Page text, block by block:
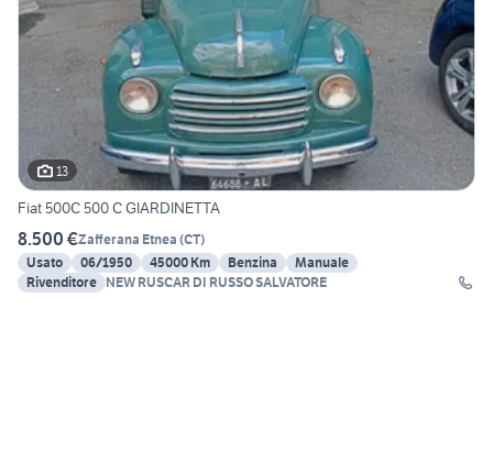
13
Fiat 500C 500 C GIARDINETTA
8.500 €Zafferana Etnea (CT)
Usato
06/1950 45000 Km Benzina
Manuale
Rivenditore NEW RUSCAR DI RUSSO SALVATORE